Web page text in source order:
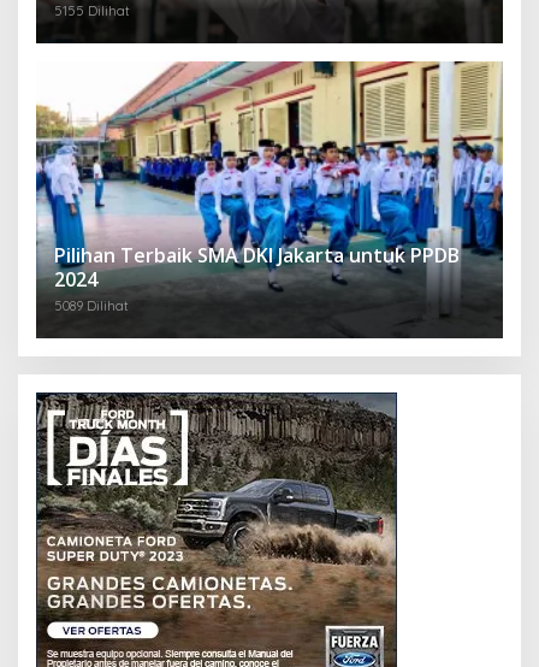
5155 Dilihat
Pilihan Terbaik SMA DKI Jakarta untuk PPDB
2024
5089 Dilihat